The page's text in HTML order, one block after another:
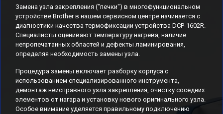
Замена узла закрепления ("печки") в многофункциональном
устройстве Brother в нашем сервисном центре начинается с
диагностики качества термофиксации устройства DCP-1602R.
Специалисты оценивают температуру нагрева, наличие
непропечатанных областей и дефекты ламинирования,
определяя необходимость замены узла.
Процедура замены включает разборку корпуса с
использованием специализированного инструмента,
демонтаж неисправного узла закрепления, очистку соседних
элементов от нагара и установку нового оригинального узла.
Особое внимание уделяется правильному подключению